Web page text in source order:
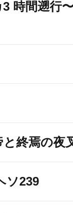
時間遡行
終焉の夜
ソ239